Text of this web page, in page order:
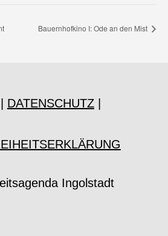
Bauernhofkino I: Ode an den Mist
DATENSCHUTZ|
Ingolstadt